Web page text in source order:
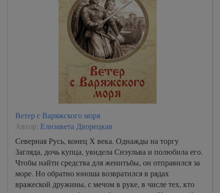
Ветер с Варяжского моря
Автор: Елизавета Дворецкая
Северная Русь, конец Х века. Однажды на торгу
Загляда, дочь купца, увидела Снэульва и полюбила его.
Чтобы найти средства для женитьбы, он отправился за
море. Но обратно юноша возвратился в рядах
вражеской дружины, с мечом в руке, в числе тех, кто